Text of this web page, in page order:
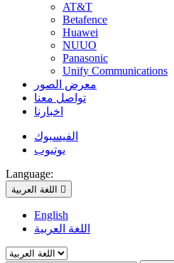
AT&T
Betafence
Huawei
NUUO
Panasonic
Unify Communications
معرض الصور
تواصل معنا
اخبارنا
الفيسبوك
يوتيوب
Language:
اللغة العربية 
English
اللغة العربية